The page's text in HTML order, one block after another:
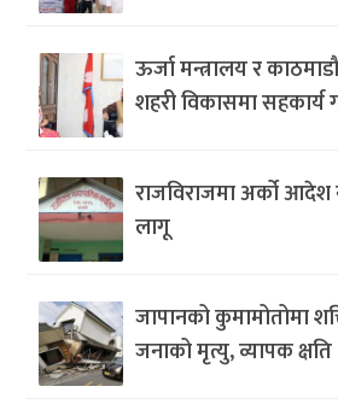
ऊर्जा मन्त्रालय र
शहरी विकासमा सहकार्य
राजविराजमा अर्को
लागू
जापानको कुमामोतोमा
जनाको मृत्यु, व्यापक क्षति